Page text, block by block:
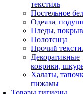
текстиль
Постельное
Одеяла,
Пледы,
Полотенца
Прочий
Декоративные
коврики,
Халаты,
пижамы
Товары гигиены